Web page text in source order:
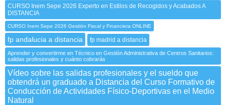
CURSO Inem Sepe 2026 Experto en Estilos de Recogidos y Acabados A
DISTANCIA
CURSO Inem Sepe 2026 Gestión Fiscal y Financiera ONLINE
fp andalucia a distancia fp madrid a distancia
Aprender y convertirme en Técnico en Gestión Administrativa de Centros Sanitarios:
salidas profesionales y cuánto cobrarás
Vídeo sobre las salidas profesionales y el sueldo que
obtendrá un graduado a Distancia del Curso Formativo de
Conducción de Actividades Físico-Deportivas en el Medio
Natural